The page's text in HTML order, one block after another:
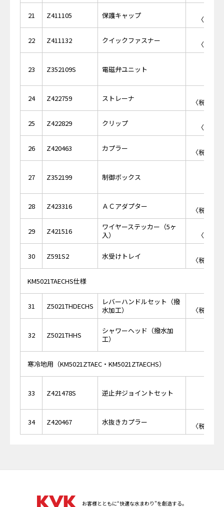
21 Z411105 保護キャップ
〈税抜
22 Z411132 クイックファスナー
〈税抜
23 Z352109S 電磁弁ユニット
24 Z422759 ストレーナ
〈税抜価
25 Z422829 クリップ
〈税抜
26 Z420463 カプラー
〈税抜価
27 Z352199 制御ボックス
28 Z423316 ＡＣアダプター
〈税抜価
29 Z421516
ワイヤーステッカー（5ヶ
入）
〈税抜
30 Z591S2 水受けトレイ
〈税抜価
KM5021TAECHS仕様
31 Z5021THDECHS
レバーハンドルセット（撥
水加工）
〈税抜価
32 Z5021THHS
シャワーヘッド（撥水加
工）
寒冷地用（KM5021ZTAEC・KM5021ZTAECHS）
33 Z421478S 逆止弁ジョイントセット
34 Z420467 水抜きカプラー
〈税抜価
お客様とともに“快適な水まわり”を創造する。